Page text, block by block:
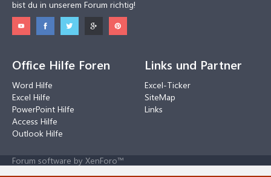
bist du in unserem Forum richtig!
Office Hilfe Foren
Word Hilfe
Excel Hilfe
PowerPoint Hilfe
Access Hilfe
Outlook Hilfe
Links und Partner
Excel-Ticker
SiteMap
Links
Forum software by XenForo™